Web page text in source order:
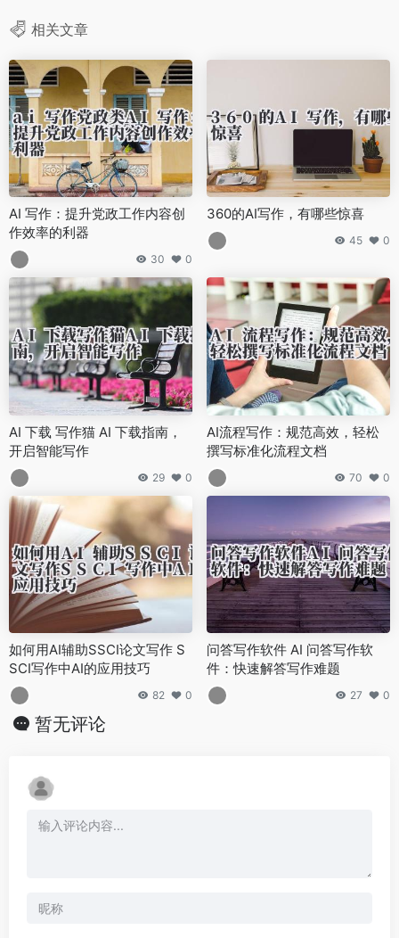
相关文章
AI 写作：提升党政工作内容创
作效率的利器
30 0
360的AI写作，有哪些惊喜
45 0
AI 下载 写作猫 AI 下载指南，
开启智能写作
29 0
AI流程写作：规范高效，轻松
撰写标准化流程文档
70 0
如何用AI辅助SSCI论文写作 S
SCI写作中AI的应用技巧
82 0
问答写作软件 AI 问答写作软
件：快速解答写作难题
27 0
暂无评论